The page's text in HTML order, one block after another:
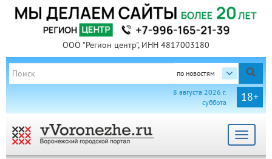
ООО "Регион центр", ИНН 4817003180
по новостям
18+
8 августа 2026 г.
суббота
Toggle